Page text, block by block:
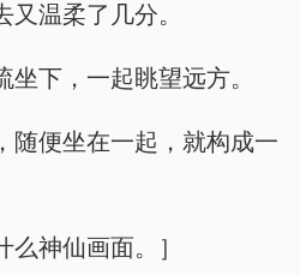
温柔了几分。
下，一起眺望远方。
随便坐在一起，就构成一
么神仙画面。］